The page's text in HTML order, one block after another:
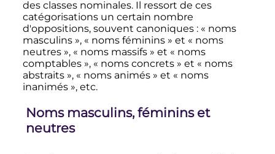
des classes nominales. Il ressort de ces
catégorisations un certain nombre
d'oppositions, souvent canoniques : « noms
masculins », « noms féminins » et « noms
neutres », « noms massifs » et « noms
comptables », « noms concrets » et « noms
abstraits », « noms animés » et « noms
inanimés », etc.
Noms masculins, féminins et
neutres